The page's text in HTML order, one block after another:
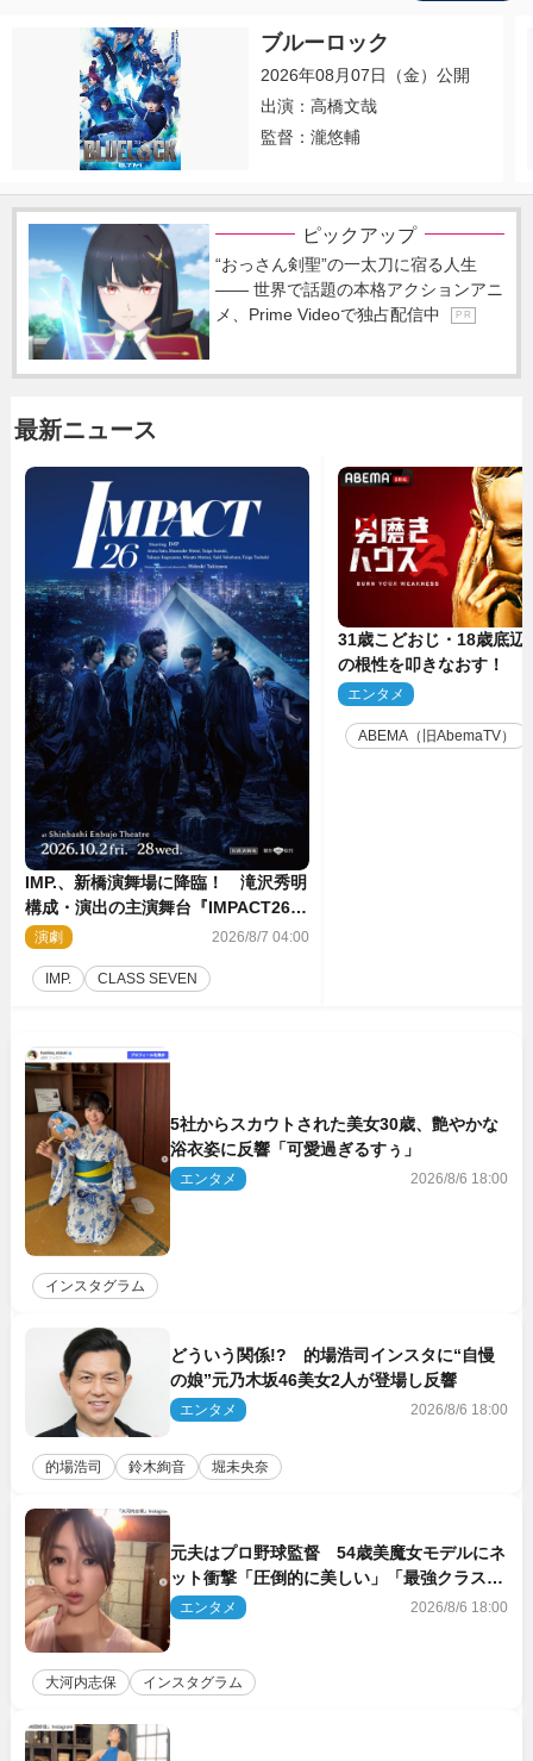
ブルーロック
2026年08月07日（金）公開
出演：高橋文哉
監督：瀧悠輔
ピックアップ
“おっさん剣聖”の一太刀に宿る人生
―― 世界で話題の本格アクションアニ
メ、Prime Videoで独占配信中
P R
最新ニュース
IMP.、新橋演舞場に降臨！ 滝沢秀明
構成・演出の主演舞台『IMPACT26』
上演決定
演劇 2026/8/7 04:00
IMP. CLASS SEVEN
31歳こどおじ・18歳底
の根性を叩きなおす！
ス』第2弾コーチ陣発表
エンタメ
ABEMA（旧AbemaTV）
5社からスカウトされた美女30歳、艶やかな
浴衣姿に反響「可愛過ぎるすぅ」
エンタメ 2026/8/6 18:00
インスタグラム
どういう関係!? 的場浩司インスタに“自慢
の娘”元乃木坂46美女2人が登場し反響
エンタメ 2026/8/6 18:00
的場浩司 鈴木絢音 堀未央奈
元夫はプロ野球監督 54歳美魔女モデルにネ
ット衝撃「圧倒的に美しい」「最強クラス」
「うっとり」
エンタメ 2026/8/6 18:00
大河内志保 インスタグラム